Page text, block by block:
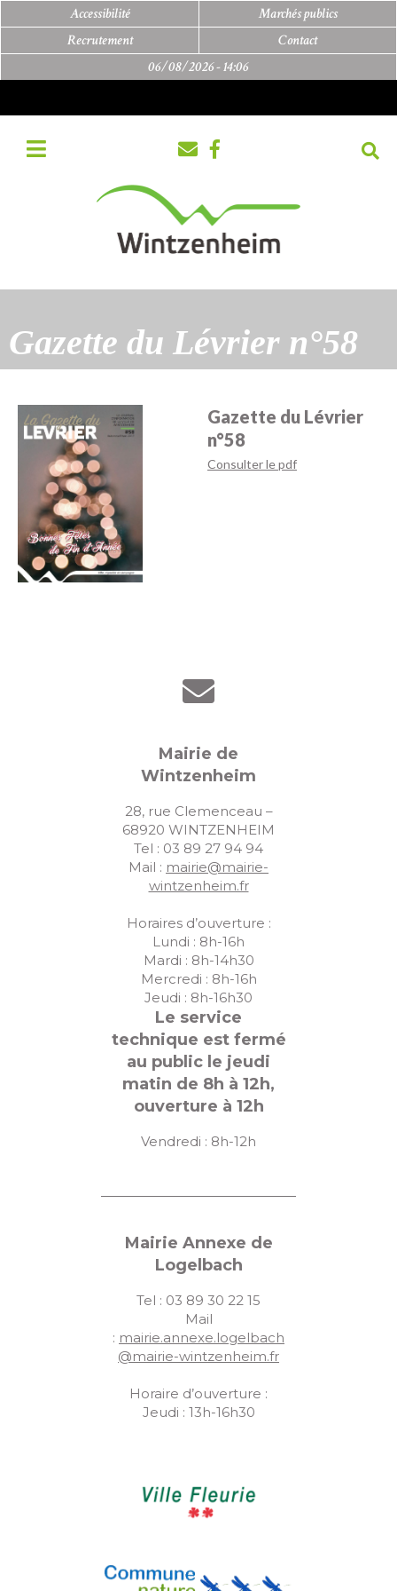
Accessibilité
Marchés publics
Recrutement
Contact
06/08/2026 -14:06
Gazette du Lévrier n°58
Gazette du Lévrier
n°58
Consulter le pdf
Mairie de
Wintzenheim
28, rue Clemenceau –
68920 WINTZENHEIM
Tel : 03 89 27 94 94
Mail : mairie@mairie-
wintzenheim.fr
Horaires d’ouverture :
Lundi : 8h-16h
Mardi : 8h-14h30
Mercredi : 8h-16h
Jeudi : 8h-16h30
Le service
technique est fermé
au public le jeudi
matin de 8h à 12h,
ouverture à 12h
Vendredi : 8h-12h
Mairie Annexe de
Logelbach
Tel : 03 89 30 22 15
Mail
: mairie.annexe.logelbach
@mairie-wintzenheim.fr
Horaire d’ouverture :
Jeudi : 13h-16h30